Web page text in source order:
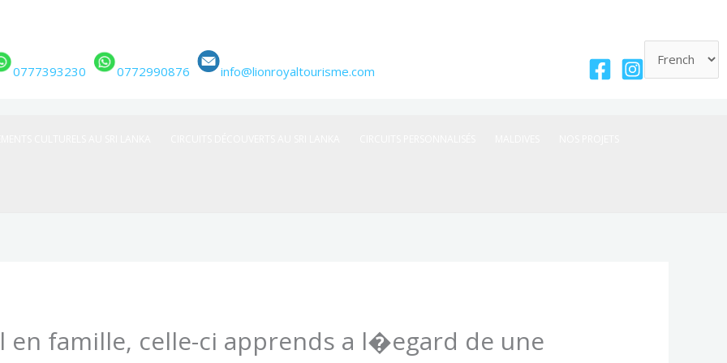
0777393230
0772990876 info@lionroyaltourisme.com
en famille, celle-ci apprends a l�egard de une